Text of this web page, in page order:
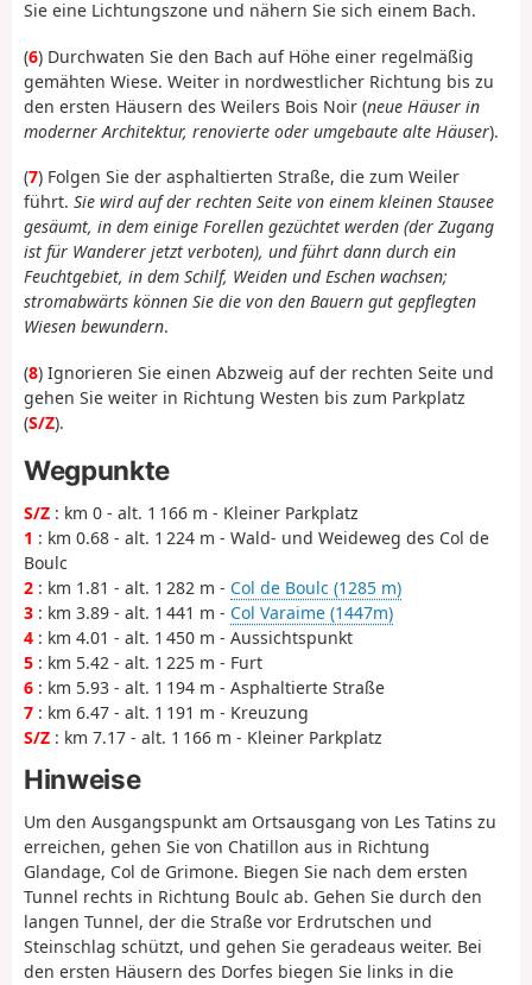
Sie eine Lichtungszone und nähern Sie sich einem Bach.
(6) Durchwaten Sie den Bach auf Höhe einer regelmäßig
gemähten Wiese. Weiter in nordwestlicher Richtung bis zu
den ersten Häusern des Weilers Bois Noir (neue Häuser in
moderner Architektur, renovierte oder umgebaute alte Häuser).
(7) Folgen Sie der asphaltierten Straße, die zum Weiler
führt. Sie wird auf der rechten Seite von einem kleinen Stausee
gesäumt, in dem einige Forellen gezüchtet werden (der Zugang
ist für Wanderer jetzt verboten), und führt dann durch ein
Feuchtgebiet, in dem Schilf, Weiden und Eschen wachsen;
stromabwärts können Sie die von den Bauern gut gepflegten
Wiesen bewundern.
(8) Ignorieren Sie einen Abzweig auf der rechten Seite und
gehen Sie weiter in Richtung Westen bis zum Parkplatz
(S/Z).
Wegpunkte
S/Z : km 0 - alt. 1 166 m - Kleiner Parkplatz
1 : km 0.68 - alt. 1 224 m - Wald- und Weideweg des Col de
Boulc
2 : km 1.81 - alt. 1 282 m - Col de Boulc (1285 m)
3 : km 3.89 - alt. 1 441 m - Col Varaime (1447m)
4 : km 4.01 - alt. 1 450 m - Aussichtspunkt
5 : km 5.42 - alt. 1 225 m - Furt
6 : km 5.93 - alt. 1 194 m - Asphaltierte Straße
7 : km 6.47 - alt. 1 191 m - Kreuzung
S/Z : km 7.17 - alt. 1 166 m - Kleiner Parkplatz
Hinweise
Um den Ausgangspunkt am Ortsausgang von Les Tatins zu
erreichen, gehen Sie von Chatillon aus in Richtung
Glandage, Col de Grimone. Biegen Sie nach dem ersten
Tunnel rechts in Richtung Boulc ab. Gehen Sie durch den
langen Tunnel, der die Straße vor Erdrutschen und
Steinschlag schützt, und gehen Sie geradeaus weiter. Bei
den ersten Häusern des Dorfes biegen Sie links in die